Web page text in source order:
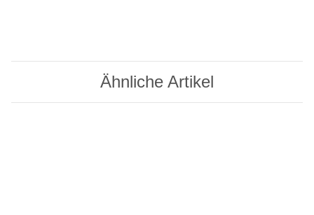
Ähnliche Artikel